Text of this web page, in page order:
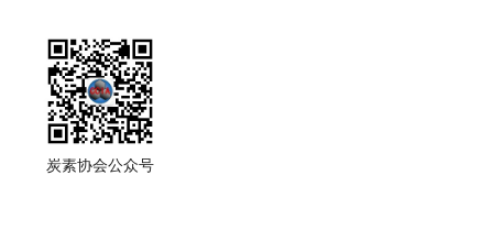
炭素协会公众号